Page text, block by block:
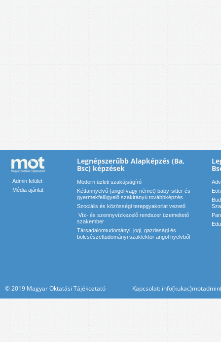
Admin felület
Média ajánlat
Legnépszerűbb Alapképzés (Ba,
Bsc) képzések
Modern üzleti szakújságíró
Kéttannyelvű (angol vagy német) baby-sitter és
gyermekfelügyelő szakirányú továbbképzés
Szociális és közösségi terepgyakorlat vezető
Víz- és szennyvízkezelő rendszer üzemeltető
szakember
Társadalomtudományi, jogi, gazdasági és
bölcsészettudományi szaklektor angol nyelvből
© 2019 Magyar Oktatási Tájékoztató Kapcsolat: